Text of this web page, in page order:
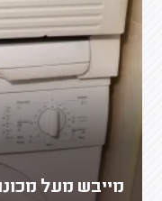
מייבש מעל